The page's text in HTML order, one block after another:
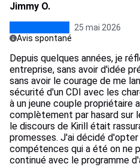
Jimmy O.
25 mai 2026
Avis spontané
Depuis quelques années, je
entreprise, sans avoir d'idée
sans avoir le courage de me
sécurité d'un CDI avec les
à un jeune couple propriétaire
complètement par hasard sur
le discours de Kirill était
promesses. J'ai décidé
compétences qui a été on ne
continué avec le programme